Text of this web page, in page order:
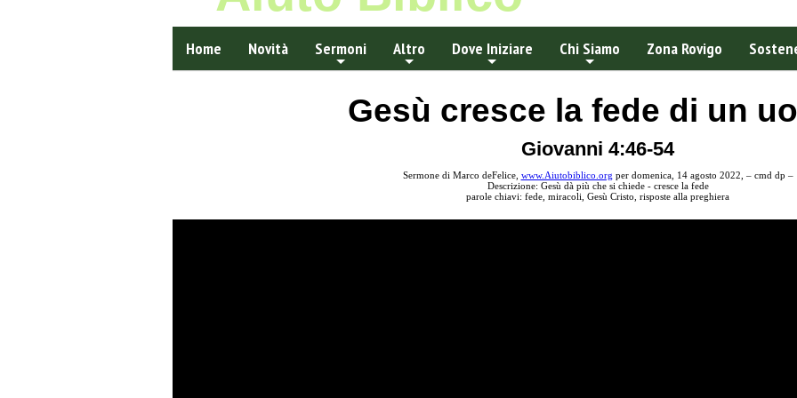
Home Novità Sermoni Altro Dove Iniziare Chi Siamo Zona Rovigo
Gesù cresce la fede di un
Giovanni 4:46-54
Sermone di Marco deFelice, www.Aiutobiblico.org per domenica, 14 agosto 2022, – cmd dp –
Descrizione: Gesù dà più che si chiede - cresce la fede
parole chiavi: fede, miracoli, Gesù Cristo, risposte alla preghiera